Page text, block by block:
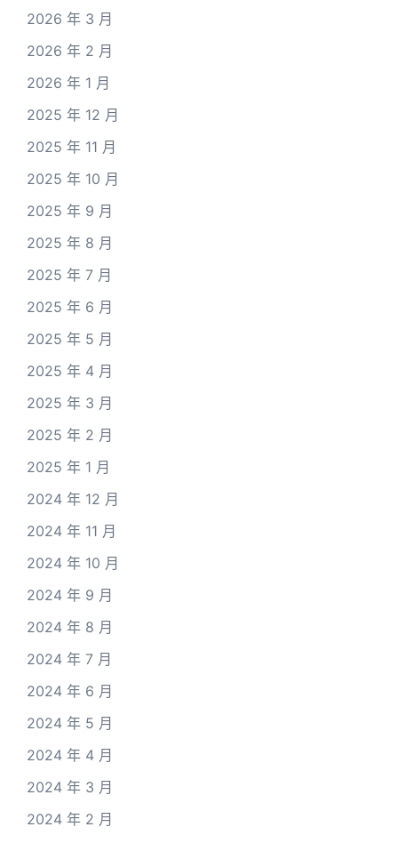
2026 年 3 月
2026 年 2 月
2026 年 1 月
2025 年 12 月
2025 年 11 月
2025 年 10 月
2025 年 9 月
2025 年 8 月
2025 年 7 月
2025 年 6 月
2025 年 5 月
2025 年 4 月
2025 年 3 月
2025 年 2 月
2025 年 1 月
2024 年 12 月
2024 年 11 月
2024 年 10 月
2024 年 9 月
2024 年 8 月
2024 年 7 月
2024 年 6 月
2024 年 5 月
2024 年 4 月
2024 年 3 月
2024 年 2 月